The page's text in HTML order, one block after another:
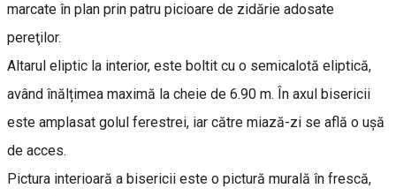
marcate în plan prin patru picioare de zidărie adosate
pereţilor.
Altarul eliptic la interior, este boltit cu o semicalotă eliptică,
având înălțimea maximă la cheie de 6.90 m. În axul bisericii
este amplasat golul ferestrei, iar către miază-zi se află o ușă
de acces.
Pictura interioară a bisericii este o pictură murală în frescă,